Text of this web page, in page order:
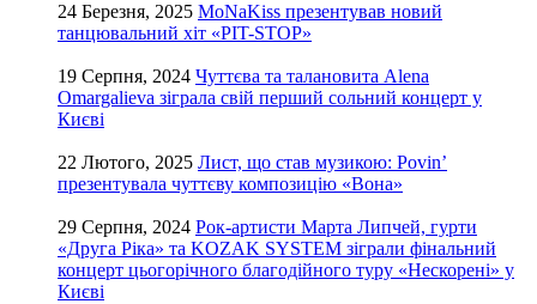
24 Березня, 2025 MoNaKiss презентував новий
танцювальний хіт «PIT-STOP»
19 Серпня, 2024 Чуттєва та талановита Alena
Omargalieva зіграла свій перший сольний концерт у
Києві
22 Лютого, 2025 Лист, що став музикою: Povin’
презентувала чуттєву композицію «Вона»
29 Серпня, 2024 Рок-артисти Марта Липчей, гурти
«Друга Ріка» та KOZAK SYSTEM зіграли фінальний
концерт цьогорічного благодійного туру «Нескорені» у
Києві